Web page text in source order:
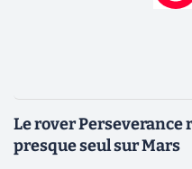
Le rover Perseverance
presque seul sur Mars